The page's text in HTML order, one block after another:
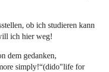
ob ich studieren kann
ich hier weg!
dem gedanken,
simply!“(dido"life for